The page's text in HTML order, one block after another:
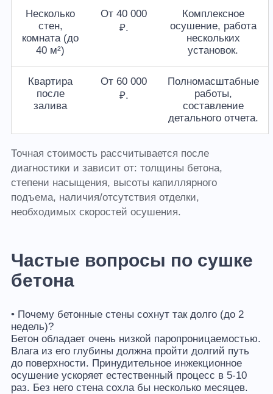
Несколько
стен,
комната (до
40 м²)
От 40 000
₽.
Комплексное
осушение, работа
нескольких
установок.
Квартира
после
залива
От 60 000
₽.
Полномасштабные
работы,
составление
детального отчета.
Точная стоимость рассчитывается после
диагностики и зависит от: толщины бетона,
степени насыщения, высоты капиллярного
подъема, наличия/отсутствия отделки,
необходимых скоростей осушения.
Частые вопросы по сушке
бетона
• Почему бетонные стены сохнут так долго (до 2
недель)?
Бетон обладает очень низкой паропроницаемостью.
Влага из его глубины должна пройти долгий путь
до поверхности. Принудительное инжекционное
осушение ускоряет естественный процесс в 5-10
раз. Без него стена сохла бы несколько месяцев.